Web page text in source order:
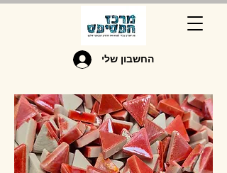
החשבון שלי